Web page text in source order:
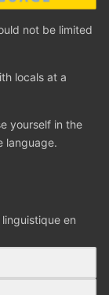
not be limited
locals at a
yourself in the
language.
en